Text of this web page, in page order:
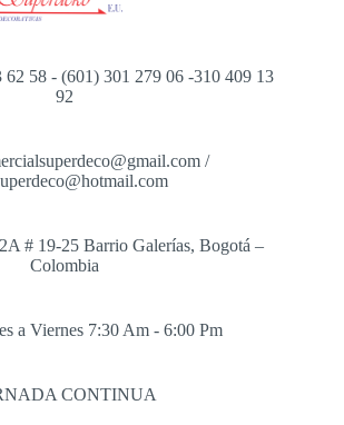
62 58 - (601) 301 279 06 -310 409 13
92
/
# 19-25 Barrio Galerías, Bogotá –
Colombia
a Viernes 7:30 Am - 6:00 Pm
CONTINUA